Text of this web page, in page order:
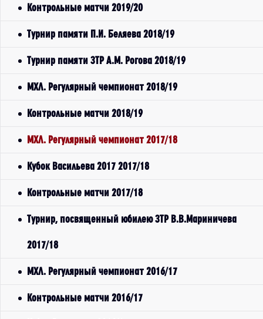
Контрольные матчи 2019/20
Турнир памяти П.И. Беляева 2018/19
Турнир памяти ЗТР А.М. Рогова 2018/19
МХЛ. Регулярный чемпионат 2018/19
Контрольные матчи 2018/19
МХЛ. Регулярный чемпионат 2017/18
Кубок Васильева 2017 2017/18
Контрольные матчи 2017/18
Турнир, посвященный юбилею ЗТР В.В.Мариничева
2017/18
МХЛ. Регулярный чемпионат 2016/17
Контрольные матчи 2016/17